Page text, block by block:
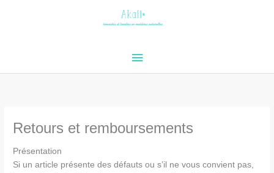
Menu
Retours et remboursements
Présentation
Si un article présente des défauts ou s’il ne vous convient pas,